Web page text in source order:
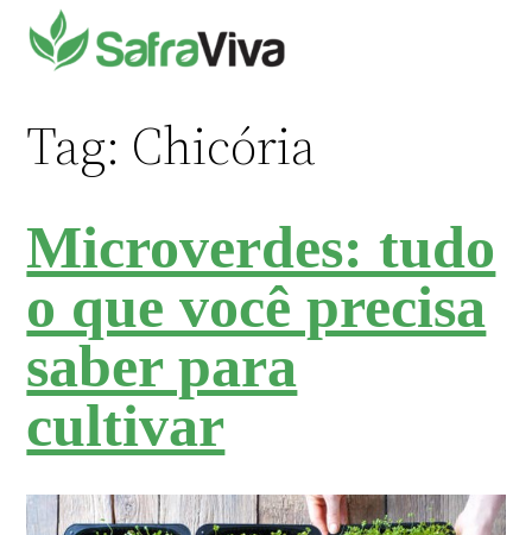
para
Tag: Chicória
Microverdes: tudo
o que você precisa
saber para
cultivar